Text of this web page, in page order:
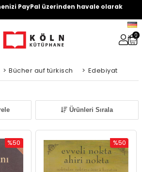
PayPal üzerinden havale olarak
0
> Bücher auf türkisch > Edebiyat
Ürünleri Sırala
%50
Rabatt
%50Rabatt
%50
Rabatt